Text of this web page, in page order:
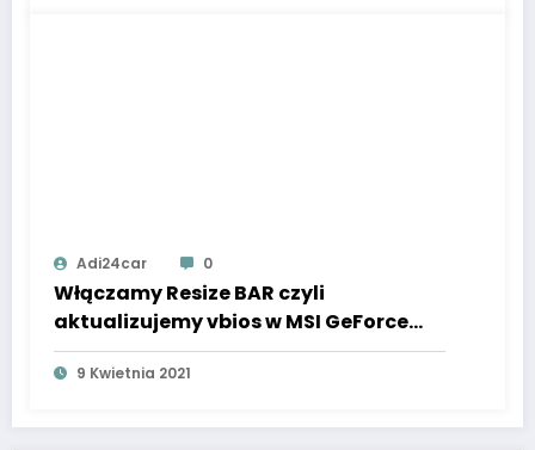
Adi24car 0
Włączamy Resize BAR czyli
aktualizujemy vbios w MSI GeForce
RTX 3000 i płycie gł. | Live Update 6
9 Kwietnia 2021